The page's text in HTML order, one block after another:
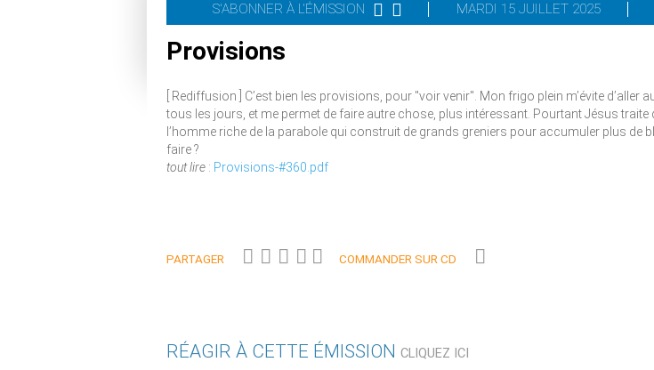
S'ABONNER À L'ÉMISSION MARDI 15 JUILLET 2025
Provisions
[ Rediffusion ] C’est bien les provisions, pour "voir venir". Mon frigo plein m’évite d’aller
tous les jours, et me permet de faire autre chose, plus intéressant. Pourtant Jésus traite
l’homme riche de la parabole qui construit de grands greniers pour accumuler plus de
faire ?
tout lire : Provisions-#360.pdf
PARTAGER COMMANDER SUR CD
RÉAGIR À CETTE ÉMISSION CLIQUEZ ICI